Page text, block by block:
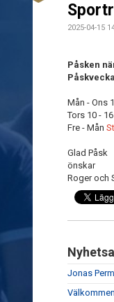
2025-04-15
Påsken
Mån - Ons
Tors 10 - 16
Fre - Mån
Glad Påsk
önskar
Roger och
Jonas